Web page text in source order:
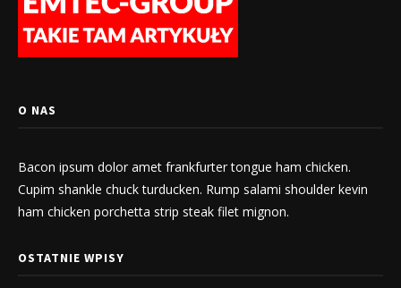
O NAS
Bacon ipsum dolor amet frankfurter tongue ham chicken.
Cupim shankle chuck turducken. Rump salami shoulder kevin
ham chicken porchetta strip steak filet mignon.
OSTATNIE WPISY